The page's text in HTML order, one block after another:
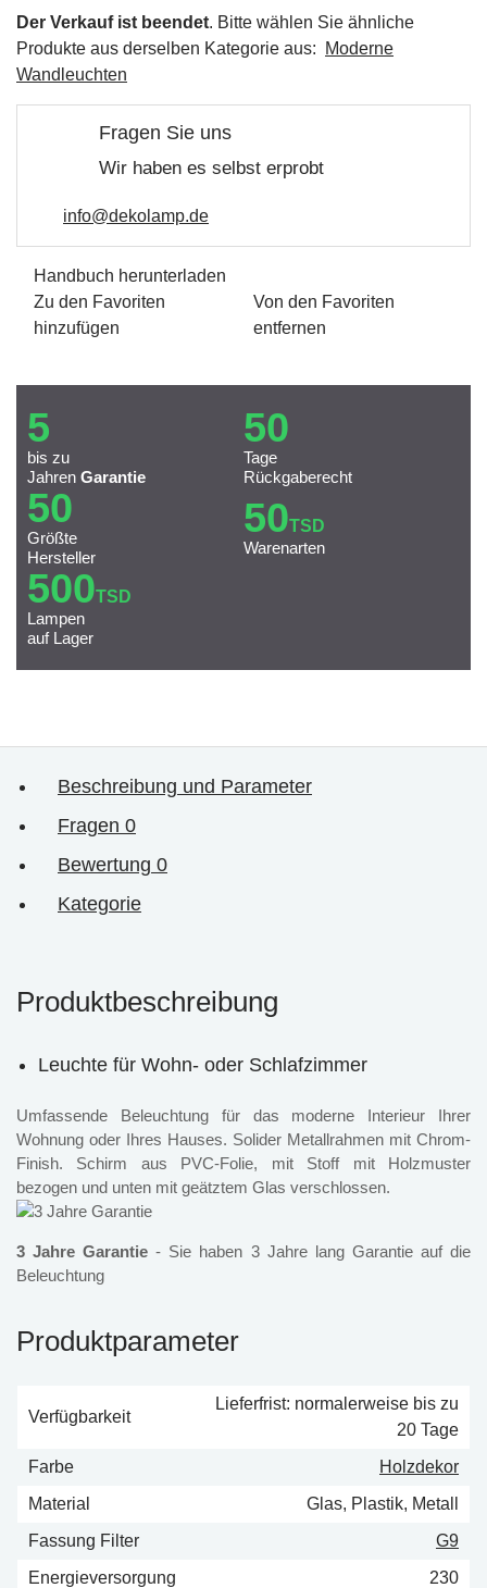
Der Verkauf ist beendet. Bitte wählen Sie ähnliche
Produkte aus derselben Kategorie aus:
Moderne
Wandleuchten
Fragen Sie uns
Wir haben es selbst erprobt
info@dekolamp.de
Handbuch herunterladen
Zu den Favoriten
hinzufügen
Von den Favoriten
entfernen
5
bis zu
Jahren Garantie
50
Tage
Rückgaberecht
50
Größte
Hersteller
50TSD
Warenarten
500TSD
Lampen
auf Lager
Beschreibung und Parameter
Fragen 0
Bewertung 0
Kategorie
Produktbeschreibung
Leuchte für Wohn- oder Schlafzimmer
Umfassende Beleuchtung für das moderne Interieur Ihrer
Wohnung oder Ihres Hauses. Solider Metallrahmen mit Chrom-
Finish. Schirm aus PVC-Folie, mit Stoff mit Holzmuster
bezogen und unten mit geätztem Glas verschlossen.
3 Jahre Garantie - Sie haben 3 Jahre lang Garantie auf die
Beleuchtung
Produktparameter
Verfügbarkeit
Lieferfrist: normalerweise bis zu
20 Tage
Farbe
Holzdekor
Material
Glas, Plastik, Metall
Fassung Filter
G9
Energieversorgung
230